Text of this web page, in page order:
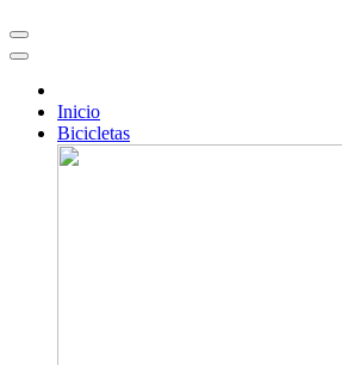
Inicio
Bicicletas